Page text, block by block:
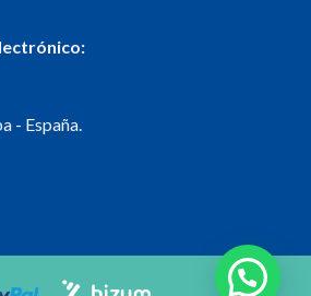
- España.